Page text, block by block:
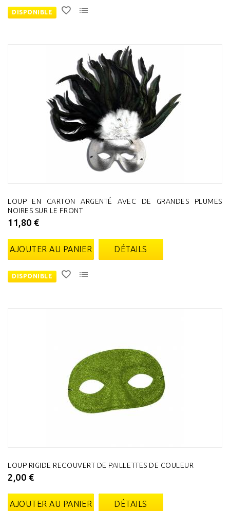
DISPONIBLE
LOUP EN CARTON ARGENTÉ AVEC DE GRANDES PLUMES
NOIRES SUR LE FRONT
11,80 €
AJOUTER AU PANIER DÉTAILS
DISPONIBLE
LOUP RIGIDE RECOUVERT DE PAILLETTES DE COULEUR
2,00 €
AJOUTER AU PANIER DÉTAILS